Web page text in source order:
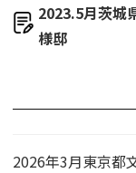
2023.5月茨城
様邸
2026年3月東京都